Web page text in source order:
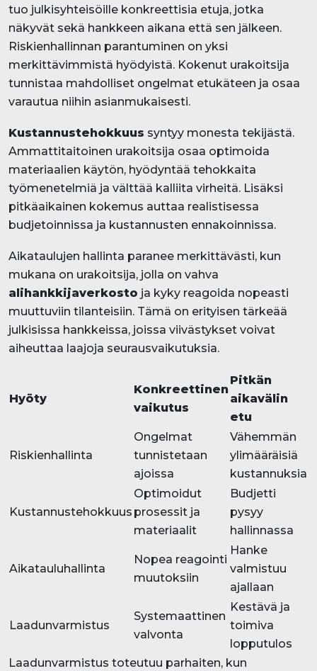
tuo julkisyhteisöille konkreettisia etuja, jotka
näkyvät sekä hankkeen aikana että sen jälkeen.
Riskienhallinnan parantuminen on yksi
merkittävimmistä hyödyistä. Kokenut urakoitsija
tunnistaa mahdolliset ongelmat etukäteen ja osaa
varautua niihin asianmukaisesti.
Kustannustehokkuus syntyy monesta tekijästä.
Ammattitaitoinen urakoitsija osaa optimoida
materiaalien käytön, hyödyntää tehokkaita
työmenetelmiä ja välttää kalliita virheitä. Lisäksi
pitkäaikainen kokemus auttaa realistisessa
budjetoinnissa ja kustannusten ennakoinnissa.
Aikataulujen hallinta paranee merkittävästi, kun
mukana on urakoitsija, jolla on vahva
alihankkijaverkosto ja kyky reagoida nopeasti
muuttuviin tilanteisiin. Tämä on erityisen tärkeää
julkisissa hankkeissa, joissa viivästykset voivat
aiheuttaa laajoja seurausvaikutuksia.
Hyöty
Konkreettinen
vaikutus
Pitkän
aikavälin
etu
Riskienhallinta
Ongelmat
tunnistetaan
ajoissa
Vähemmän
ylimääräisiä
kustannuksia
Kustannustehokkuus
Optimoidut
prosessit ja
materiaalit
Budjetti
pysyy
hallinnassa
Aikatauluhallinta
Nopea reagointi
muutoksiin
Hanke
valmistuu
ajallaan
Laadunvarmistus
Systemaattinen
valvonta
Kestävä ja
toimiva
lopputulos
Laadunvarmistus toteutuu parhaiten, kun